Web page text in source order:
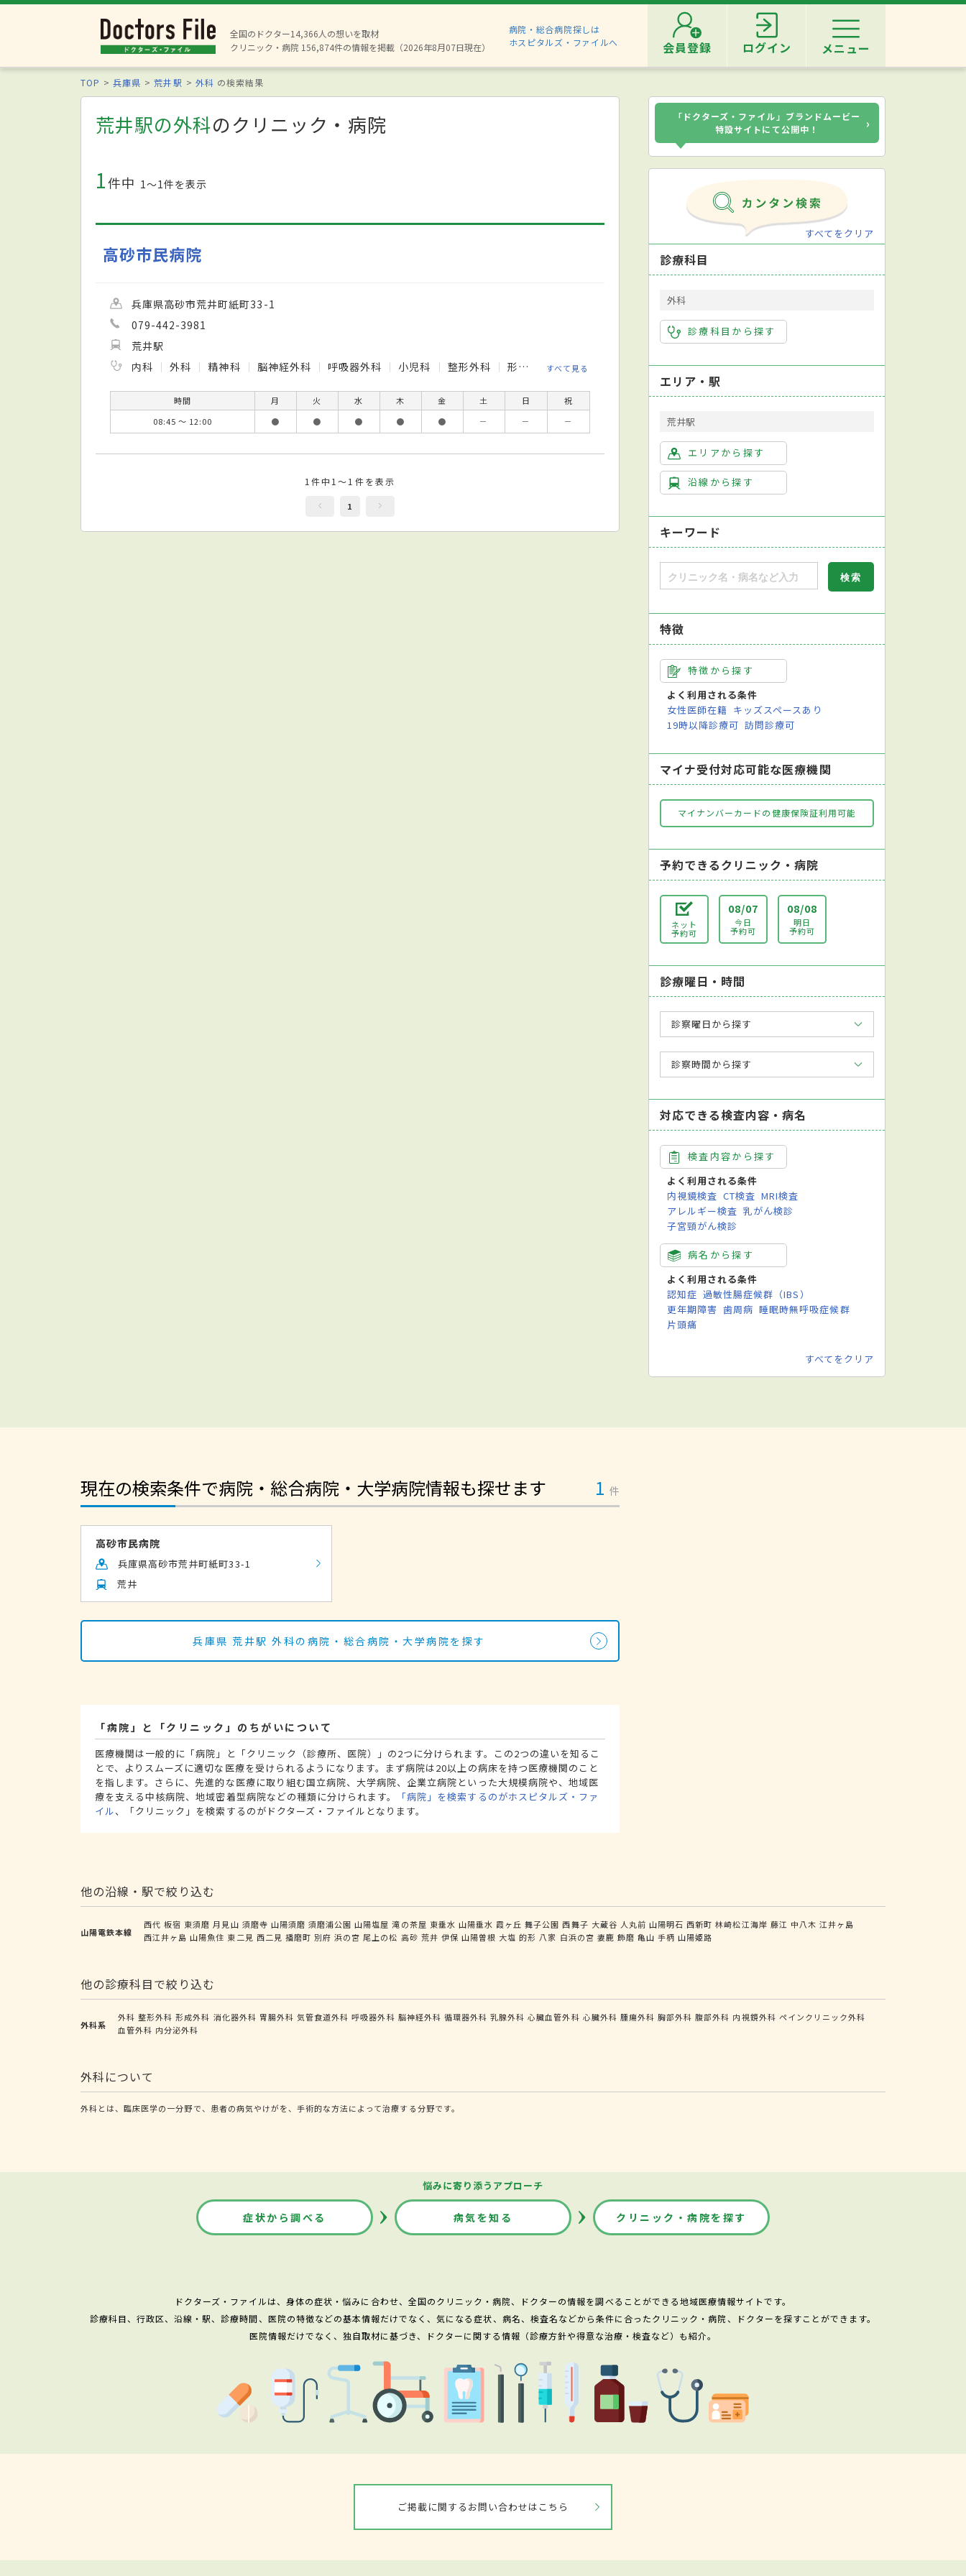
全国のドクター14,366人の想いを取材
クリニック・病院 156,874件の情報を掲載（2026年8月07日現在）
病院・総合病院探しは
ホスピタルズ・ファイルへ
会員登録 ログイン メニュー
TOP 兵庫県 荒井駅 外科 の検索結果
荒井駅の外科のクリニック・病院
1件中 1〜1件を表示
高砂市民病院
兵庫県高砂市荒井町紙町33-1
079-442-3981
荒井駅
内科
外科 精神科 脳神経外科 呼吸器外科 小児科 整形外科 形成外科 皮膚科 泌尿器科 婦人科 眼科 耳鼻咽喉科 リハビリテーション科
すべて見る
時間 月 火 水 木 金 土 日
祝
08:45 ～ 12:00
● ● ● ● ● － － －
1件中1～1件を表示
1
「ドクターズ・ファイル」ブランドムービー
特設サイトにて公開中！
›
すべてをクリア
診療科目
外科
診療科目から探す
エリア・駅
荒井駅
エリアから探す
沿線から探す
キーワード
特徴
特徴から探す
よく利用される条件
女性医師在籍 キッズスペースあり
19時以降診療可 訪問診療可
マイナ受付対応可能な医療機関
マイナンバーカードの健康保険証利用可能
予約できるクリニック・病院
ネット
予約可
08/07
今日
予約可
08/08
明日
予約可
診療曜日・時間
診察曜日から探す
診察時間から探す
対応できる検査内容・病名
検査内容から探す
よく利用される条件
内視鏡検査 CT検査 MRI検査
アレルギー検査 乳がん検診
子宮頸がん検診
病名から探す
よく利用される条件
認知症 過敏性腸症候群（IBS）
更年期障害 歯周病 睡眠時無呼吸症候群
片頭痛
すべてをクリア
現在の検索条件で病院・総合病院・大学病院情報も探せます 1 件
高砂市民病院
兵庫県高砂市荒井町紙町33-1
荒井
兵庫県 荒井駅 外科の病院・総合病院・大学病院を探す
「病院」と「クリニック」のちがいについて
医療機関は一般的に「病院」と「クリニック（診療所、医院）」の2つに分けられます。この2つの違いを知るこ
とで、よりスムーズに適切な医療を受けられるようになります。まず病院は20以上の病床を持つ医療機関のこと
を指します。さらに、先進的な医療に取り組む国立病院、大学病院、企業立病院といった大規模病院や、地域医
療を支える中核病院、地域密着型病院などの種類に分けられます。
「病院」を検索するのがホスピタルズ・ファ
イル、「クリニック」を検索するのがドクターズ・ファイルとなります。
他の沿線・駅で絞り込む
山陽電鉄本線
西代 板宿 東須磨 月見山 須磨寺 山陽須磨 須磨浦公園 山陽塩屋 滝の茶屋 東垂水 山陽垂水 霞ヶ丘 舞子公園 西舞子 大蔵谷 人丸前 山陽明石 西新町 林崎松江海岸 藤江 中八木 江井ヶ島
西江井ヶ島 山陽魚住 東二見 西二見 播磨町 別府 浜の宮 尾上の松 高砂 荒井 伊保 山陽曽根 大塩 的形 八家 白浜の宮 妻鹿 飾磨 亀山 手柄 山陽姫路
他の診療科目で絞り込む
外科系
外科 整形外科 形成外科 消化器外科 胃腸外科 気管食道外科 呼吸器外科 脳神経外科 循環器外科 乳腺外科 心臓血管外科 心臓外科 腫瘍外科 胸部外科 腹部外科 内視鏡外科 ペインクリニック外科
血管外科 内分泌外科
外科について
外科とは、臨床医学の一分野で、患者の病気やけがを、手術的な方法によって治療する分野です。
悩みに寄り添うアプローチ
症状から調べる 病気を知る クリニック・病院を探す
ドクターズ・ファイルは、身体の症状・悩みに合わせ、全国のクリニック・病院、ドクターの情報を調べることができる地域医療情報サイトです。
診療科目、行政区、沿線・駅、診療時間、医院の特徴などの基本情報だけでなく、気になる症状、病名、検査名などから条件に合ったクリニック・病院、ドクターを探すことができます。
医院情報だけでなく、独自取材に基づき、ドクターに関する情報（診療方針や得意な治療・検査など）も紹介。
ご掲載に関するお問い合わせはこちら